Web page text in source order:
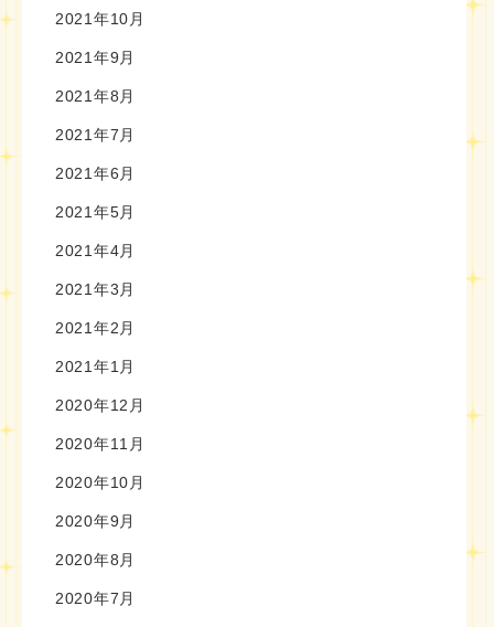
2021年10月
2021年9月
2021年8月
2021年7月
2021年6月
2021年5月
2021年4月
2021年3月
2021年2月
2021年1月
2020年12月
2020年11月
2020年10月
2020年9月
2020年8月
2020年7月